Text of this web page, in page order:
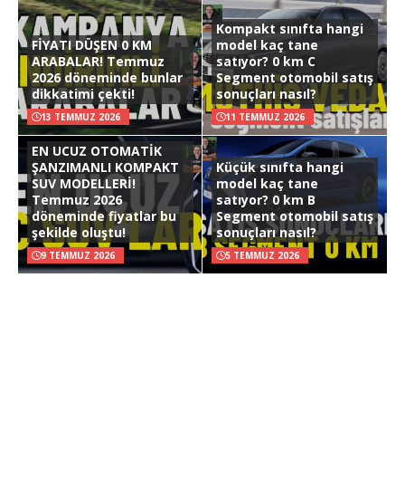
FİYATI DÜŞEN 0 KM
ARABALAR! Temmuz
2026 döneminde bunlar
dikkatimi çekti!
13 TEMMUZ 2026
Kompakt sınıfta hangi
model kaç tane
satıyor? 0 km C
Segment otomobil satış
sonuçları nasıl?
11 TEMMUZ 2026
EN UCUZ OTOMATİK
ŞANZIMANLI KOMPAKT
SUV MODELLERİ!
Temmuz 2026
döneminde fiyatlar bu
şekilde oluştu!
9 TEMMUZ 2026
Küçük sınıfta hangi
model kaç tane
satıyor? 0 km B
Segment otomobil satış
sonuçları nasıl?
5 TEMMUZ 2026